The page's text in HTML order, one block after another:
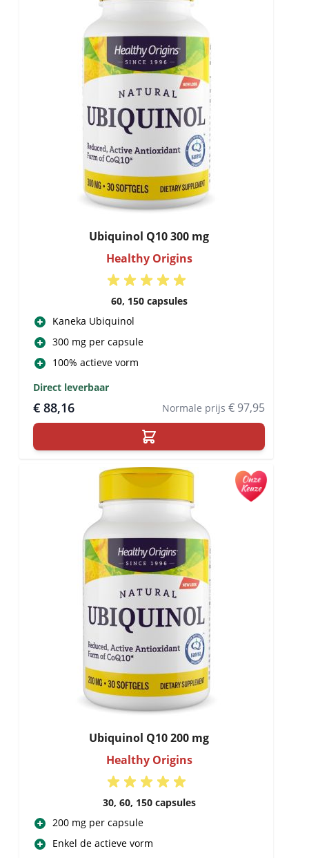
Ubiquinol Q10 300 mg
Healthy Origins
60, 150 capsules
Kaneka Ubiquinol
300 mg per capsule
100% actieve vorm
Direct leverbaar
€ 88,16 Normale prijs € 97,95
Ubiquinol Q10 200 mg
Healthy Origins
30, 60, 150 capsules
200 mg per capsule
Enkel de actieve vorm